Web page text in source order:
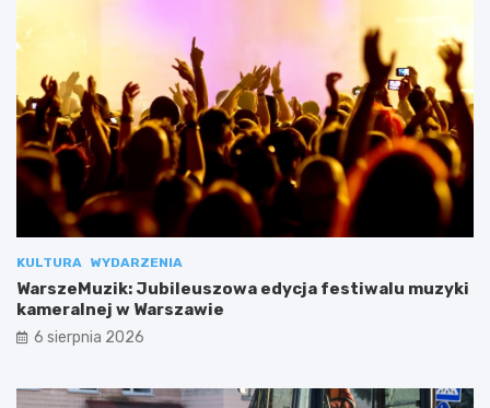
KULTURA WYDARZENIA
WarszeMuzik: Jubileuszowa edycja festiwalu muzyki
kameralnej w Warszawie
6 sierpnia 2026